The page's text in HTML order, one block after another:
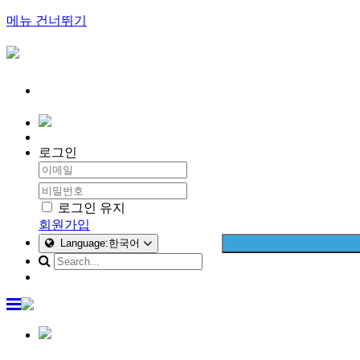
메뉴 건너뛰기
로그인
로그인 유지
회원가입
Language:한국어